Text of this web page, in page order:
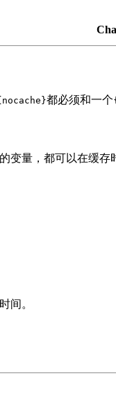
都必须和一个
变量，都可以在缓存
间。